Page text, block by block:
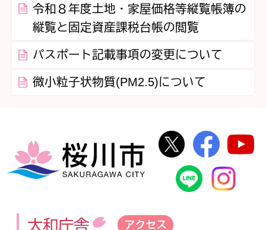
令和８年度土地・家屋価格等縦覧帳簿の
縦覧と固定資産課税台帳の閲覧
パスポート記載事項の変更について
微小粒子状物質(PM2.5)について
桜川市
桜川市公式
桜川
桜川市公
大和庁舎 アクセス